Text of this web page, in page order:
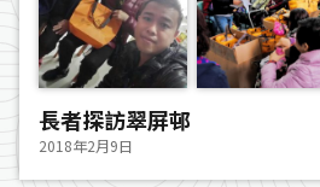
長者探訪翠屏邨
2018年2月9日